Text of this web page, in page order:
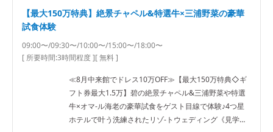
【最大150万特典】絶景チャペル&特選牛×三浦野菜の豪華
試食体験
09:00〜/09:30〜/10:00〜/15:00〜/18:00〜
[ 所要時間:3時間程度][ 無料 ]
≪8月中来館でドレス10万OFF≫【最大150万特典◇ギ
フト券最大1.5万】碧の絶景チャペル&三浦野菜や特選
牛×オマ-ル海老の豪華試食をゲスト目線で体験♪4つ星
ホテルで叶う洗練されたリゾ-トウェディング《見学日